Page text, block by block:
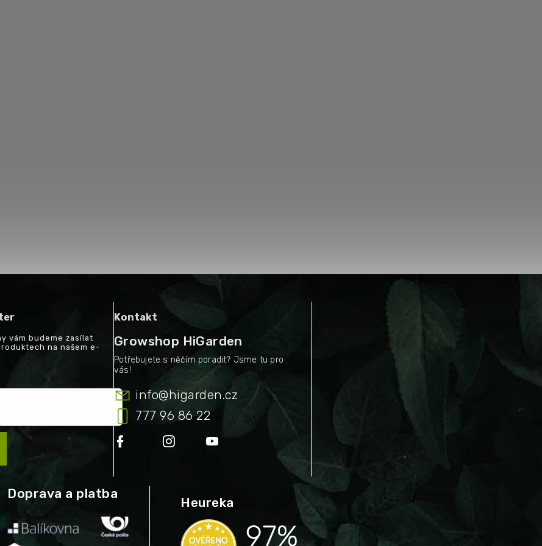
vám budeme zasílat
na našem e-
Kontakt
Growshop HiGarden
info@higarden.cz
777 96 86 22
Doprava a platba
Heureka